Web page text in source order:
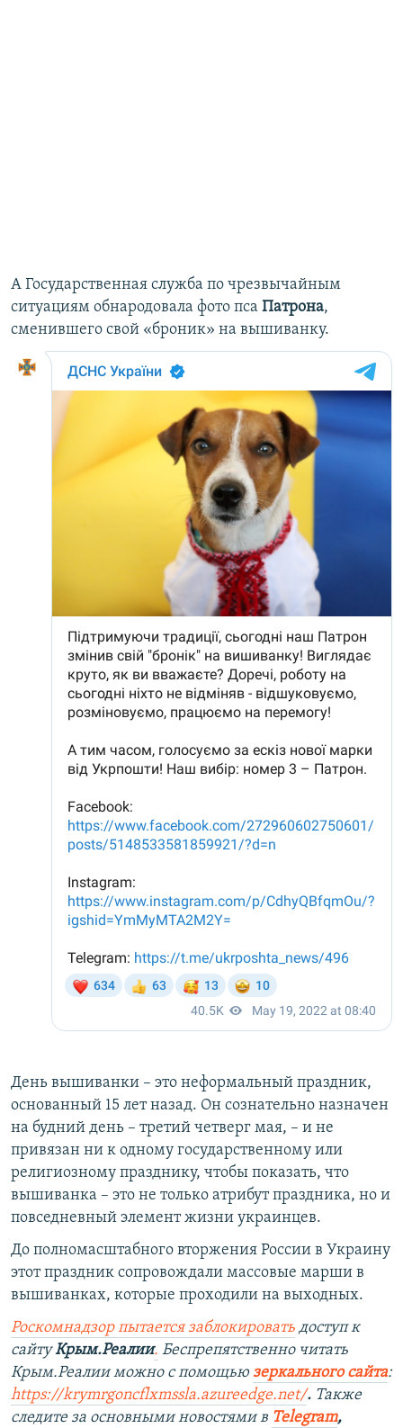
А Государственная служба по чрезвычайным
ситуациям обнародовала фото пса Патрона,
сменившего свой «броник» на вышиванку.
День вышиванки – это неформальный праздник,
основанный 15 лет назад. Он сознательно назначен
на будний день – третий четверг мая, – и не
привязан ни к одному государственному или
религиозному празднику, чтобы показать, что
вышиванка – это не только атрибут праздника, но и
повседневный элемент жизни украинцев.
До полномасштабного вторжения России в Украину
этот праздник сопровождали массовые марши в
вышиванках, которые проходили на выходных.
Роскомнадзор пытается заблокировать доступ к
сайтуКрым.Реалии. Беспрепятственно читать
Крым.Реалии можно с помощью зеркального сайта:
https://krymrgoncflxmssla.azureedge.net/. Также
следите за основными новостями в Telegram,